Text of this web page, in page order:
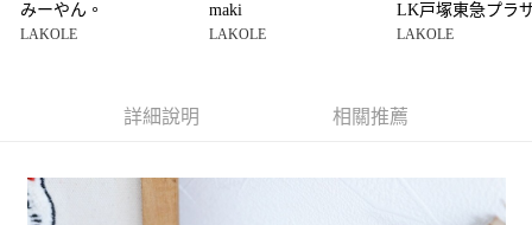
【大哥付你分期使用說明】
1.本服務由台灣大哥大提供，台灣大哥大用戶可立即使用無須另外申請。
3.實際核准額度、可分期數及費用金額請依後續交易確認頁面所載為準。
法說明評估內容。
【繳款方式說明】
AFTEE先享後付
AFTEE先享後付是「在收到商品之後才付款」的支付方式。 讓您購物簡單便
２．便利：只要手機號碼，簡訊認證，即可結帳。
３．安心：先確認商品／服務後，再付款。
每筆NT$80，滿NT$888(含以上)免運費
みーやん。
LAKOLE
maki
LAKOLE
LK戸塚東急プラ
LAKOLE
詳細說明 相關推薦